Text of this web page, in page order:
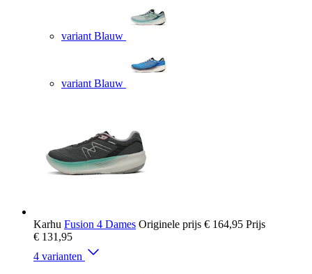
variant Blauw
variant Blauw
Karhu Fusion 4 Dames Originele prijs € 164,95 Prijs
€ 131,95
4 varianten